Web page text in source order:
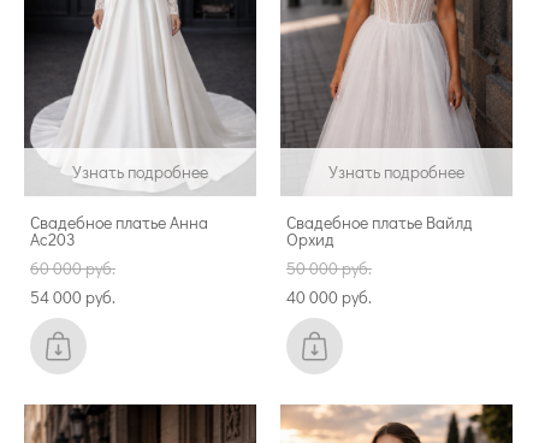
Узнать подробнее
Свадебное платье Анна
Ас203
60 000 pуб.
54 000 pуб.
Узнать подробнее
Свадебное платье Вайлд
Орхид
50 000 pуб.
40 000 pуб.